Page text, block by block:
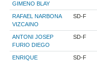
GIMENO BLAY
RAFAEL NARBONA
VIZCAINO
SD-F
ANTONI JOSEP
FURIO DIEGO
SD-F
ENRIQUE
SD-F